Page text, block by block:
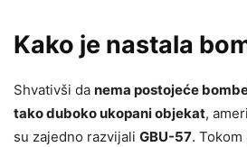
Kako je nastala
Shvativši da nema postojeće
tako duboko ukopani objekat,
su zajedno razvijali GBU-57. Tokom